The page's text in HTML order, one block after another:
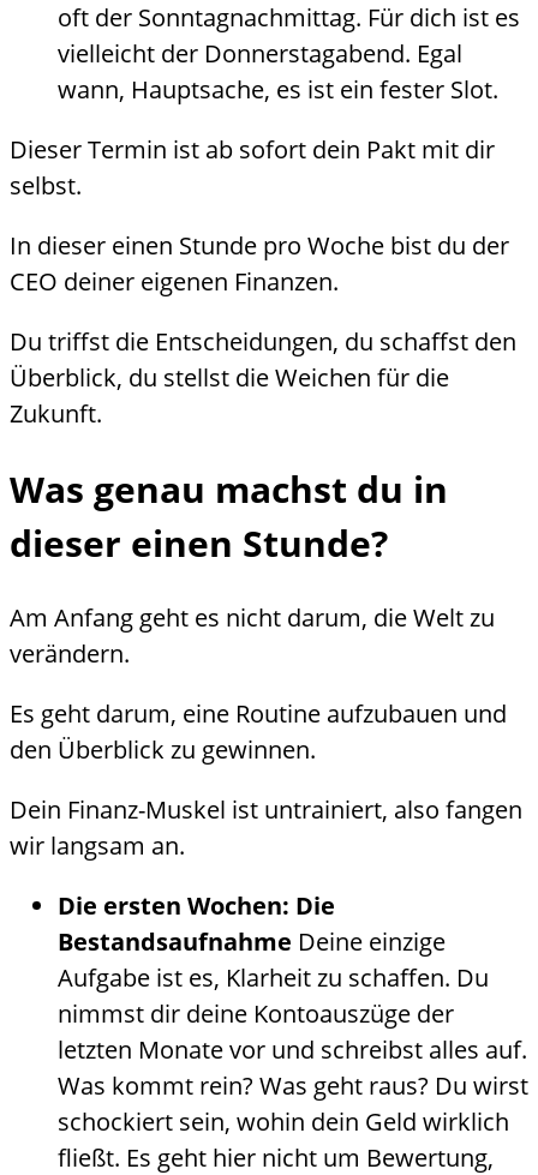
oft der Sonntagnachmittag. Für dich ist es
vielleicht der Donnerstagabend. Egal
wann, Hauptsache, es ist ein fester Slot.
Dieser Termin ist ab sofort dein Pakt mit dir
selbst.
In dieser einen Stunde pro Woche bist du der
CEO deiner eigenen Finanzen.
Du triffst die Entscheidungen, du schaffst den
Überblick, du stellst die Weichen für die
Zukunft.
Was genau machst du in
dieser einen Stunde?
Am Anfang geht es nicht darum, die Welt zu
verändern.
Es geht darum, eine Routine aufzubauen und
den Überblick zu gewinnen.
Dein Finanz-Muskel ist untrainiert, also fangen
wir langsam an.
Die ersten Wochen: Die
Bestandsaufnahme Deine einzige
Aufgabe ist es, Klarheit zu schaffen. Du
nimmst dir deine Kontoauszüge der
letzten Monate vor und schreibst alles auf.
Was kommt rein? Was geht raus? Du wirst
schockiert sein, wohin dein Geld wirklich
fließt. Es geht hier nicht um Bewertung,